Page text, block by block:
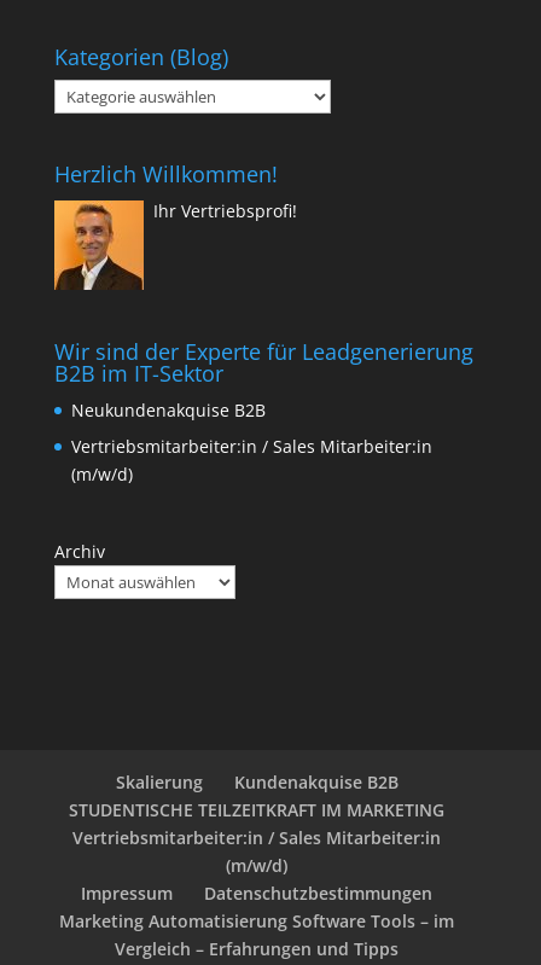
Kategorien (Blog)
Kategorien
(Blog)
Herzlich Willkommen!
Ihr Vertriebsprofi!
Wir sind der Experte für Leadgenerierung
B2B im IT-Sektor
Neukundenakquise B2B
Vertriebsmitarbeiter:in / Sales Mitarbeiter:in
(m/w/d)
Archiv
Skalierung
Kundenakquise B2B
STUDENTISCHE TEILZEITKRAFT IM MARKETING
Vertriebsmitarbeiter:in / Sales Mitarbeiter:in
(m/w/d)
Impressum
Datenschutzbestimmungen
Marketing Automatisierung Software Tools – im
Vergleich – Erfahrungen und Tipps